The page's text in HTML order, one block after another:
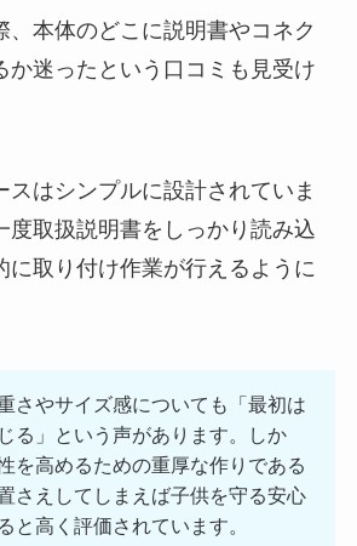
、本体のどこに説明書やコネク
か迷ったという口コミも見受け
スはシンプルに設計されていま
度取扱説明書をしっかり読み込
に取り付け作業が行えるように
さやサイズ感についても「最初は
る」という声があります。しか
を高めるための重厚な作りである
さえしてしまえば子供を守る安心
と高く評価されています。